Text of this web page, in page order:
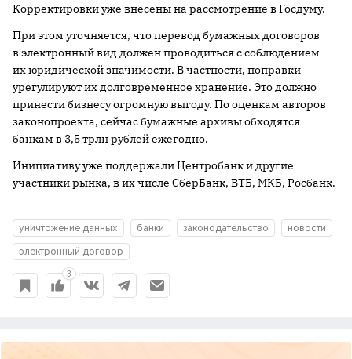
Корректировки уже внесены на рассмотрение в Госдуму.
При этом уточняется, что перевод бумажных договоров
в электронный вид должен проводиться с соблюдением
их юридической значимости. В частности, поправки
урегулируют их долговременное хранение. Это должно
принести бизнесу огромную выгоду. По оценкам авторов
законопроекта, сейчас бумажные архивы обходятся
банкам в 3,5 трлн рублей ежегодно.
Инициативу уже поддержали Центробанк и другие
участники рынка, в их числе СберБанк, ВТБ, МКБ, Росбанк.
уничтожение данных банки законодательство
новости
электронный договор
3